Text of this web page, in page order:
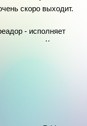
скоро выходит.
- исполняет
восхищен Кармен,
никакого интереса.
а Кармен,